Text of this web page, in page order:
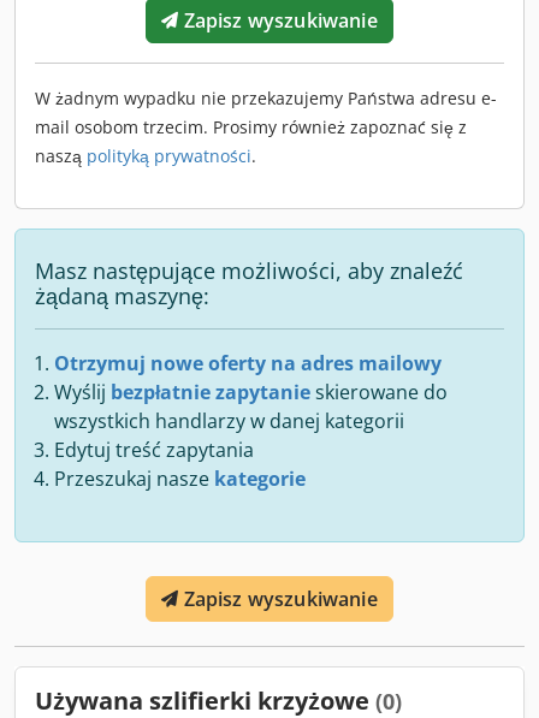
Zapisz wyszukiwanie
W żadnym wypadku nie przekazujemy Państwa adresu e-
mail osobom trzecim. Prosimy również zapoznać się z
naszą polityką prywatności.
Masz następujące możliwości, aby znaleźć
żądaną maszynę:
Otrzymuj nowe oferty na adres mailowy
Wyślij bezpłatnie zapytanieskierowane do
wszystkich handlarzy w danej kategorii
Edytuj treść zapytania
Przeszukaj nasze kategorie
Zapisz wyszukiwanie
Używana szlifierki krzyżowe (0)